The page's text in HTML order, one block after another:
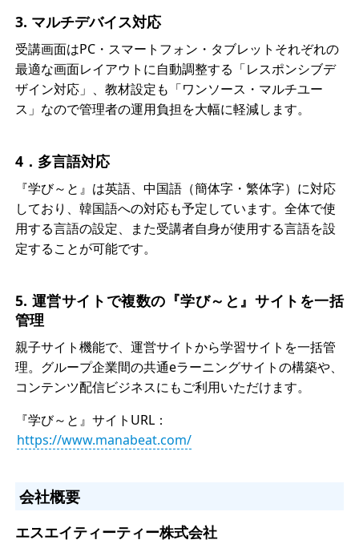
3. マルチデバイス対応
受講画面はPC・スマートフォン・タブレットそれぞれの
最適な画面レイアウトに自動調整する「レスポンシブデ
ザイン対応」、教材設定も「ワンソース・マルチユー
ス」なので管理者の運用負担を大幅に軽減します。
4．多言語対応
『学び～と』は英語、中国語（簡体字・繁体字）に対応
しており、韓国語への対応も予定しています。全体で使
用する言語の設定、また受講者自身が使用する言語を設
定することが可能です。
5. 運営サイトで複数の『学び～と』サイトを一括
管理
親子サイト機能で、運営サイトから学習サイトを一括管
理。グループ企業間の共通eラーニングサイトの構築や、
コンテンツ配信ビジネスにもご利用いただけます。
『学び～と』サイトURL：
https://www.manabeat.com/
会社概要
エスエイティーティー株式会社